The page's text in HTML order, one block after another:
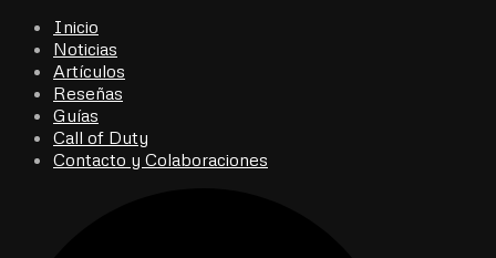
Inicio
Noticias
Artículos
Reseñas
Guías
Call of Duty
Contacto y Colaboraciones